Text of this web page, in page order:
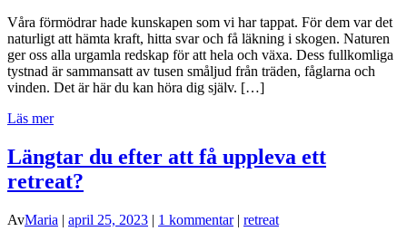
Våra förmödrar hade kunskapen som vi har tappat. För dem var det
naturligt att hämta kraft, hitta svar och få läkning i skogen. Naturen
ger oss alla urgamla redskap för att hela och växa. Dess fullkomliga
tystnad är sammansatt av tusen småljud från träden, fåglarna och
vinden. Det är här du kan höra dig själv. […]
Läs mer
Längtar du efter att få uppleva ett
retreat?
AvMaria | april 25, 2023 | 1 kommentar| retreat